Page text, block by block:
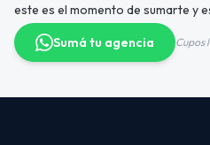
este es el momento de sumarte y
Sumá tu agencia Cupos